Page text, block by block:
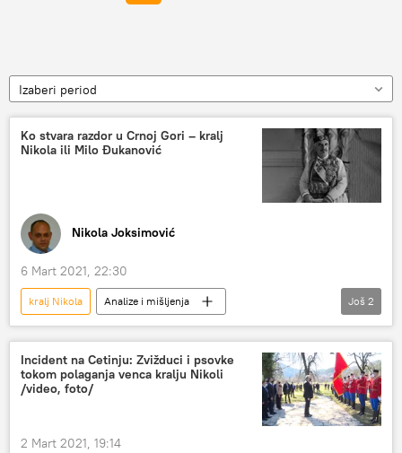
Izaberi period
Ko stvara razdor u Crnoj Gori – kralj
Nikola ili Milo Đukanović
Nikola Joksimović
6 Mart 2021, 22:30
kralj Nikola
Analize i mišljenja
Komentari i Analitika
Crna Gora
Još 2
Incident na Cetinju: Zvižduci i psovke
tokom polaganja venca kralju Nikoli
/video, foto/
2 Mart 2021, 19:14